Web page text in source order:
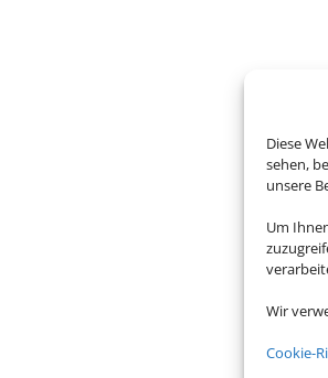
Diese
sehen,
unsere
Um
Wir
Cookie-